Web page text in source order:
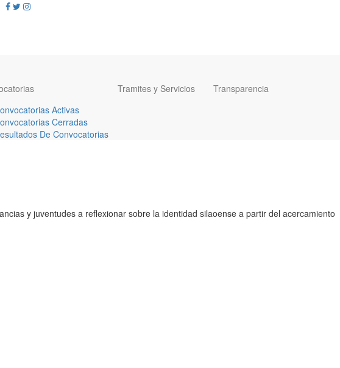
Activas
Cerradas
De Convocatorias
Tramites y Servicios Transparencia
y juventudes a reflexionar sobre la identidad silaoense a partir del acercamiento